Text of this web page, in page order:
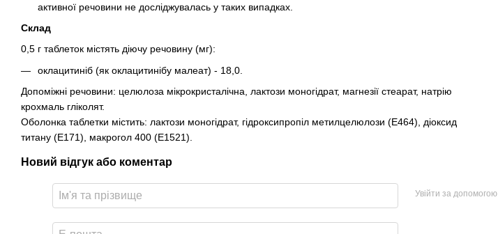
активної речовини не досліджувалась у таких випадках.
Склад
0,5 г таблеток містять діючу речовину (мг):
оклацитиніб (як оклацитинібу малеат) - 18,0.
Допоміжні речовини: целюлоза мікрокристалічна, лактози моногідрат, магнезії стеарат, натрію
крохмаль гліколят.
Оболонка таблетки містить: лактози моногідрат, гідроксипропіл метилцелюлози (Е464), діоксид
титану (Е171), макрогол 400 (Е1521).
Новий відгук або коментар
Увійти за допомогою